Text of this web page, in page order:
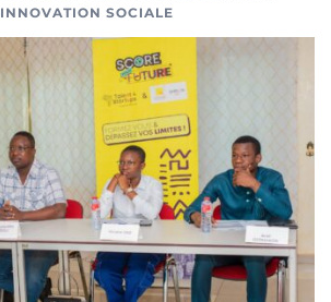
INNOVATION SOCIALE